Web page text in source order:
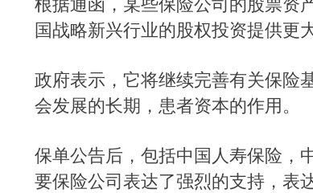
根据通函，某些保险公司的股票资
国战略新兴行业的股权投资提供更
政府表示，它将继续完善有关保险
会发展的长期，患者资本的作用。
保单公告后，包括中国人寿保险，
要保险公司表达了强烈的支持，表